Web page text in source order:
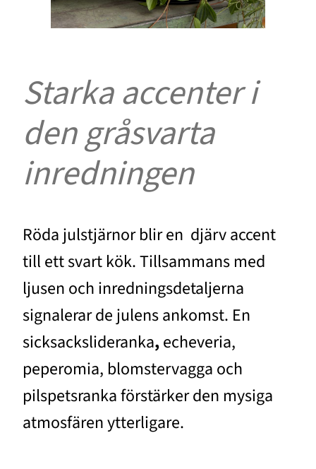
Starka accenter i
den gråsvarta
inredningen
Röda julstjärnor blir en djärv accent
till ett svart kök. Tillsammans med
ljusen och inredningsdetaljerna
signalerar de julens ankomst. En
sicksackslideranka,echeveria,
peperomia, blomstervagga och
pilspetsranka förstärker den mysiga
atmosfären ytterligare.